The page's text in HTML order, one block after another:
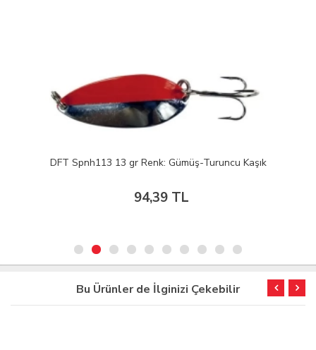
DFT Spnh113 13 gr Renk: Gümüş-Turuncu Kaşık
94,39 TL
Bu Ürünler de İlginizi Çekebilir